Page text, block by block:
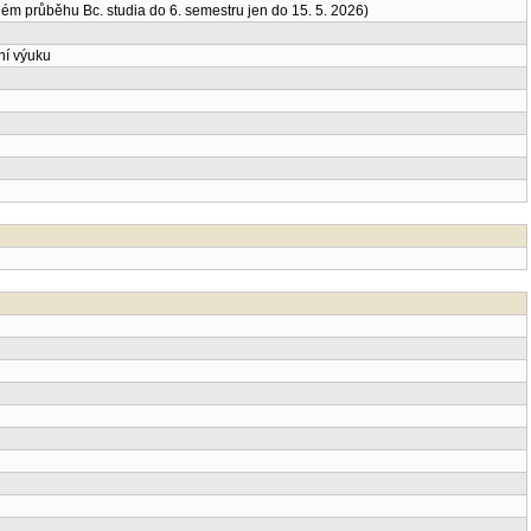
průběhu Bc. studia do 6. semestru jen do 15. 5. 2026)
výuku